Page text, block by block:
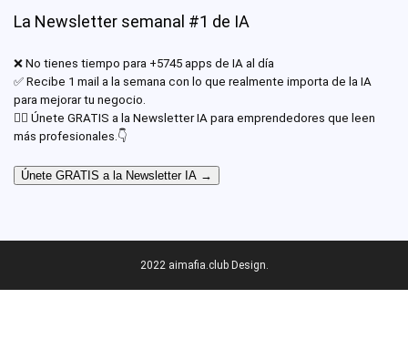
La Newsletter semanal #1 de IA
❌ No tienes tiempo para +5745 apps de IA al día
✅ Recibe 1 mail a la semana con lo que realmente importa de la IA
para mejorar tu negocio.
✊🏾 Únete GRATIS a la Newsletter IA para emprendedores que leen
más profesionales.👇
Únete GRATIS a la Newsletter IA →
2022 aimafia.club Design.